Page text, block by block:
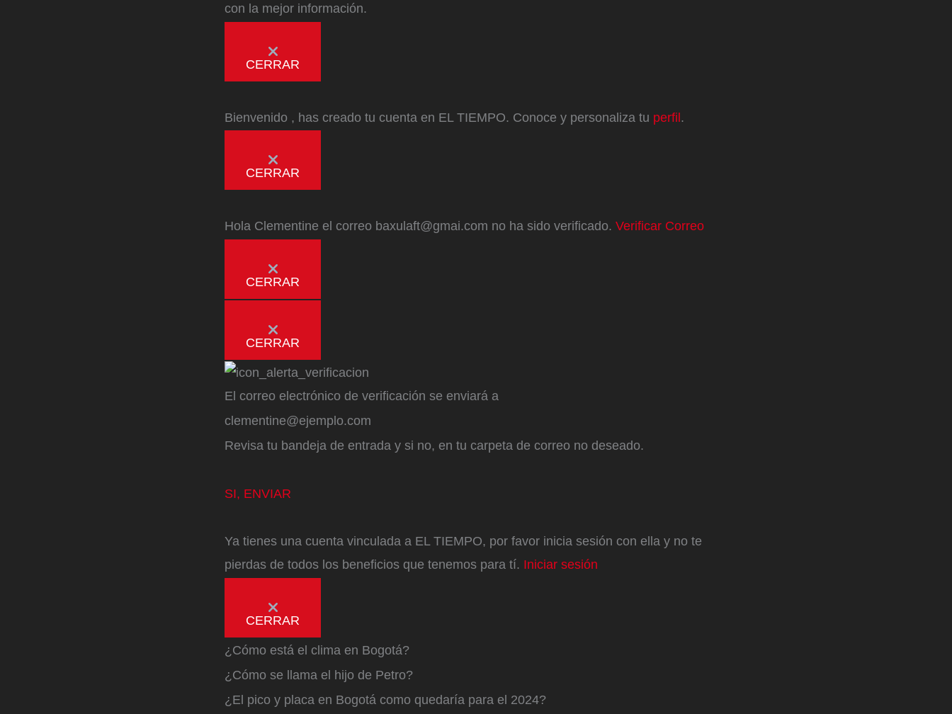
con la mejor información.
CERRAR
Bienvenido , has creado tu cuenta en EL TIEMPO. Conoce y personaliza tu perfil.
CERRAR
Hola Clementine el correo baxulaft@gmai.com no ha sido verificado. Verificar Correo
CERRAR
CERRAR
El correo electrónico de verificación se enviará a
clementine@ejemplo.com
Revisa tu bandeja de entrada y si no, en tu carpeta de correo no deseado.
SI, ENVIAR
Ya tienes una cuenta vinculada a EL TIEMPO, por favor inicia sesión con ella y no te
pierdas de todos los beneficios que tenemos para tí. Iniciar sesión
CERRAR
¿Cómo está el clima en Bogotá?
¿Cómo se llama el hijo de Petro?
¿El pico y placa en Bogotá como quedaría para el 2024?